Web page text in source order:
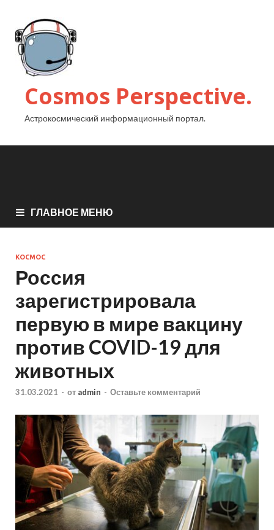
Cosmos Perspective.
Астрокосмический информационный портал.
ГЛАВНОЕ МЕНЮ
КОСМОС
Россия
зарегистрировала
первую в мире вакцину
против COVID-19 для
животных
31.03.2021 - от admin - Оставьте комментарий